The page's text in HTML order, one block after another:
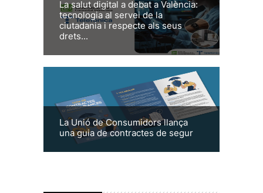
La salut digital a debat a València:
tecnologia al servei de la
ciutadania i respecte als seus
drets...
La Unió de Consumidors llança
una guia de contractes de segur